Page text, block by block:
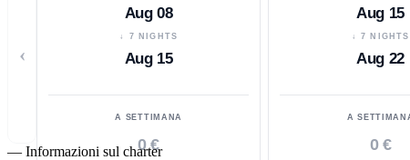
‹
Aug 08
↓ 7 NIGHTS
Aug 15
A SETTIMANA
0 €
Aug 15
↓ 7 NIGHTS
Aug 22
A
0 €
— Informazioni sul charter